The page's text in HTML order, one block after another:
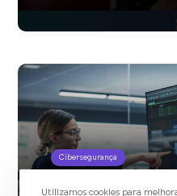
Cibersegurança
Utilizamos cookies para